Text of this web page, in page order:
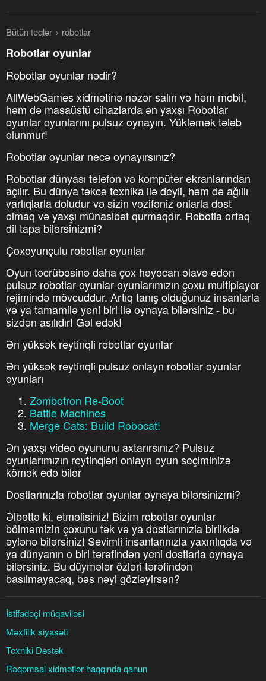
Bütün teqlər robotlar
Robotlar oyunlar
Robotlar oyunlar nədir?
AllWebGames xidmətinə nəzər salın və həm mobil,
həm də masaüstü cihazlarda ən yaxşı Robotlar
oyunlar oyunlarını pulsuz oynayın. Yükləmək tələb
olunmur!
Robotlar oyunlar necə oynayırsınız?
Robotlar dünyası telefon və kompüter ekranlarından
açılır. Bu dünya təkcə texnika ilə deyil, həm də ağıllı
varlıqlarla doludur və sizin vəzifəniz onlarla dost
olmaq və yaxşı münasibət qurmaqdır. Robotla ortaq
dil tapa bilərsinizmi?
Çoxoyunçulu robotlar oyunlar
Oyun təcrübəsinə daha çox həyəcan əlavə edən
pulsuz robotlar oyunlar oyunlarımızın çoxu multiplayer
rejimində mövcuddur. Artıq tanış olduğunuz insanlarla
və ya tamamilə yeni biri ilə oynaya bilərsiniz - bu
sizdən asılıdır! Gəl edək!
Ən yüksək reytinqli robotlar oyunlar
Ən yüksək reytinqli pulsuz onlayn robotlar oyunlar
oyunları
Zombotron Re-Boot
Battle Machines
Merge Cats: Build Robocat!
Ən yaxşı video oyununu axtarırsınız? Pulsuz
oyunlarımızın reytinqləri onlayn oyun seçiminizə
kömək edə bilər
Dostlarınızla robotlar oyunlar oynaya bilərsinizmi?
Əlbəttə ki, etməlisiniz! Bizim robotlar oyunlar
bölməmizin çoxunu tək və ya dostlarınızla birlikdə
əylənə bilərsiniz! Sevimli insanlarınızla yaxınlıqda və
ya dünyanın o biri tərəfindən yeni dostlarla oynaya
bilərsiniz. Bu düymələr özləri tərəfindən
basılmayacaq, bəs nəyi gözləyirsən?
İstifadəçi müqaviləsi
Məxfilik siyasəti
Texniki Dəstək
Rəqəmsal xidmətlər haqqında qanun